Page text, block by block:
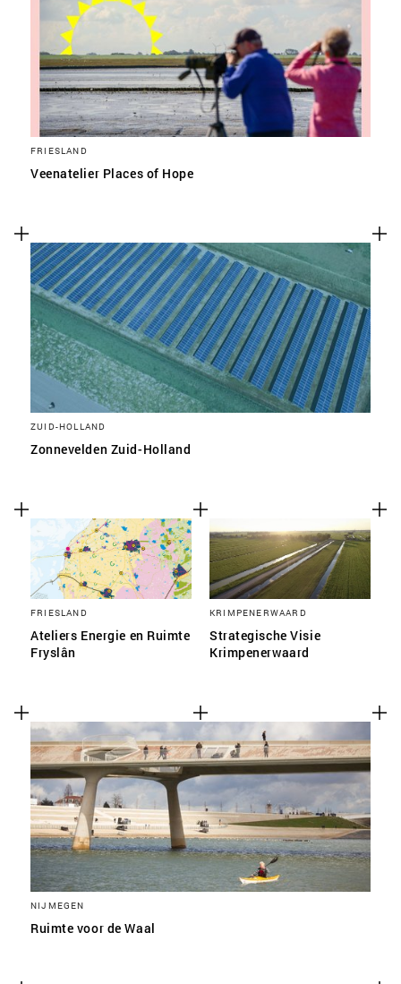
FRIESLAND
Veenatelier Places of Hope
ZUID-HOLLAND
Zonnevelden Zuid-Holland
FRIESLAND
Ateliers Energie en Ruimte
Fryslân
KRIMPENERWAARD
Strategische Visie
Krimpenerwaard
NIJMEGEN
Ruimte voor de Waal